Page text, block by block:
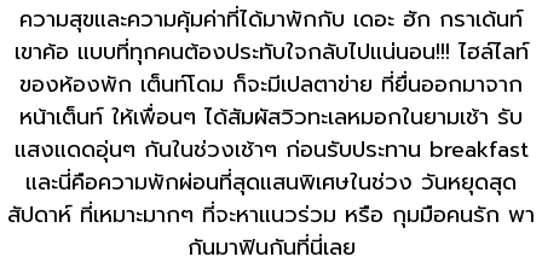
ความสุขและความคุ้มค่าที่ได้มาพักกับ เดอะ ฮัก กราเด้นท์
เขาค้อ แบบที่ทุกคนต้องประทับใจกลับไปแน่นอน!!! ไฮล์ไลท์
ของห้องพัก เต็นท์โดม ก็จะมีเปลตาข่าย ที่ยื่นออกมาจาก
หน้าเต็นท์ ให้เพื่อนๆ ได้สัมผัสวิวทะเลหมอกในยามเช้า รับ
แสงแดดอุ่นๆ กันในช่วงเช้าๆ ก่อนรับประทาน breakfast
และนี่คือความพักผ่อนที่สุดแสนพิเศษในช่วง วันหยุดสุด
สัปดาห์ ที่เหมาะมากๆ ที่จะหาแนวร่วม หรือ กุมมือคนรัก พา
กันมาฟินกันที่นี่เลย